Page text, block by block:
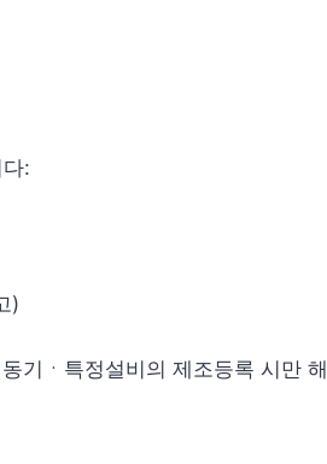
:
)
기ㆍ특정설비의 제조등록 시만 해